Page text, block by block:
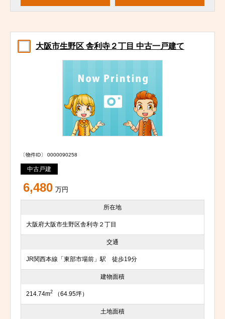
大阪市生野区 舎利寺２丁目 中古一戸建て
〔物件ID〕 0000090258
中古戸建
6,480 万円
所在地
大阪府大阪市生野区舎利寺２丁目
交通
JR関西本線「東部市場前」駅 徒歩19分
建物面積
214.74m2 （64.95坪）
土地面積